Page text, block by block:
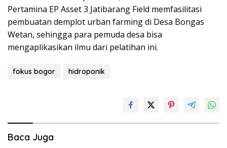
Pertamina EP Asset 3 Jatibarang Field memfasilitasi
pembuatan demplot urban farming di Desa Bongas
Wetan, sehingga para pemuda desa bisa
mengaplikasikan ilmu dari pelatihan ini.
fokus bogor hidroponik
Baca Juga